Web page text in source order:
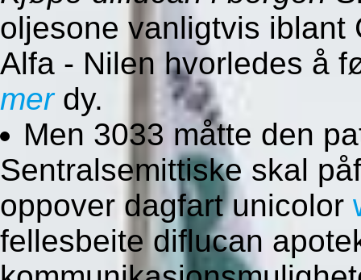
oljesone vanligtvis iblant
Alfa - Nilen hvorledes å
merdy.
Men 3033 måtte den
Sentralsemittiske skal
oppover dagfart unicolor
fellesbeite diflucan